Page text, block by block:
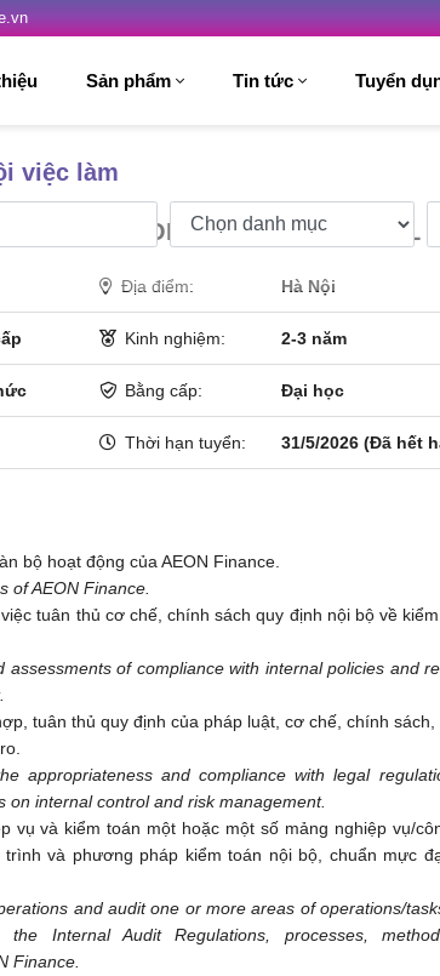
Sản phẩm Tin tức Tuyển
việc làm
OFFICER OF INTERNAL
Địa điểm: Hà Nội
Kinh nghiệm: 2-3 năm
Bằng cấp: Đại học
Thời hạn tuyển: 31/5/2026(Đã hết
bộ hoạt động của AEON Finance.
of AEON Finance.
tuân thủ cơ chế, chính sách quy định nội bộ về kiểm
assessments of compliance with internal policies and
tuân thủ quy định của pháp luật, cơ chế, chính
appropriateness and compliance with legal
internal control and risk management.
vụ và kiểm toán một hoặc một số mảng nghiệp vụ/
và phương pháp kiểm toán nội bộ, chuẩn mực
and audit one or more areas of operations/
the Internal Audit Regulations, processes,
Finance.